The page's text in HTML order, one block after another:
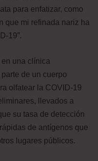
para enfatizar, como
que mi refinada nariz ha
19”.
en una clínica
de un cuerpo
olfatear la COVID-19
llevados a
su tasa de detección
de antígenos que
lugares públicos.